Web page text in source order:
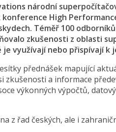
národní
High
Téměř 100
zkušenosti z oblasti
využívají nebo přispívají k
přednášek mapující
zkušenosti a informace
výkonných výpočtů,
z řad českých, ale i